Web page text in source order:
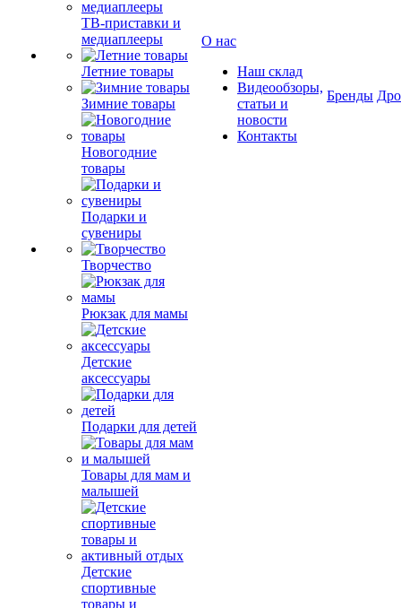
ТВ-приставки и
медиаплееры
Летние товары
Зимние товары
Новогодние
товары
Подарки и
сувениры
Творчество
Рюкзак для мамы
Детские
аксессуары
Подарки для детей
Товары для мам и
малышей
Детские
спортивные
товары и
О нас
Наш склад
Видеообзоры,
статьи и
новости
Контакты
Бренды